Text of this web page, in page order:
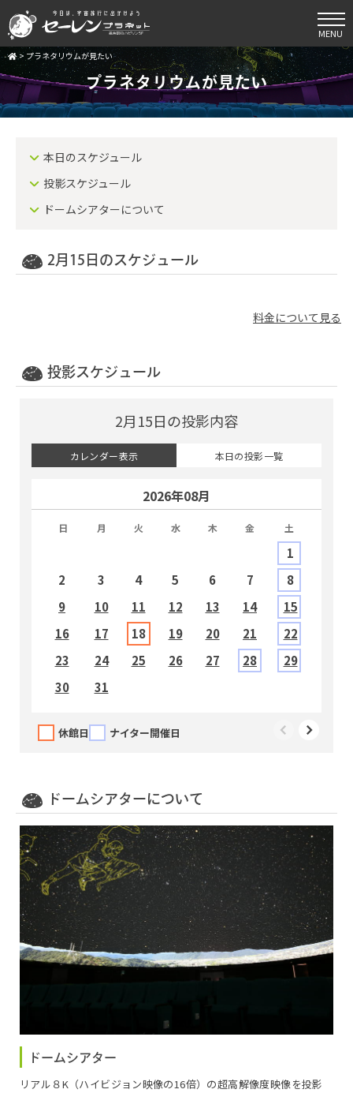
MENU
> プラネタリウムが見たい
プラネタリウムが見たい
本日のスケジュール
投影スケジュール
ドームシアターについて
2月15日のスケジュール
料金について見る
投影スケジュール
2月15日の投影内容
カレンダー表示 本日の投影一覧
2026年08月
日 月 火 水 木 金 土
1
2
3 4 5 6 7
8
9
10 11 12 13 14
15
16
17 18 19 20 21
22
23
24 25 26 27 28
29
30
31
休館日 ナイター開催日
ドームシアターについて
ドームシアター
リアル８K（ハイビジョン映像の16倍）の超高解像度映像を投影